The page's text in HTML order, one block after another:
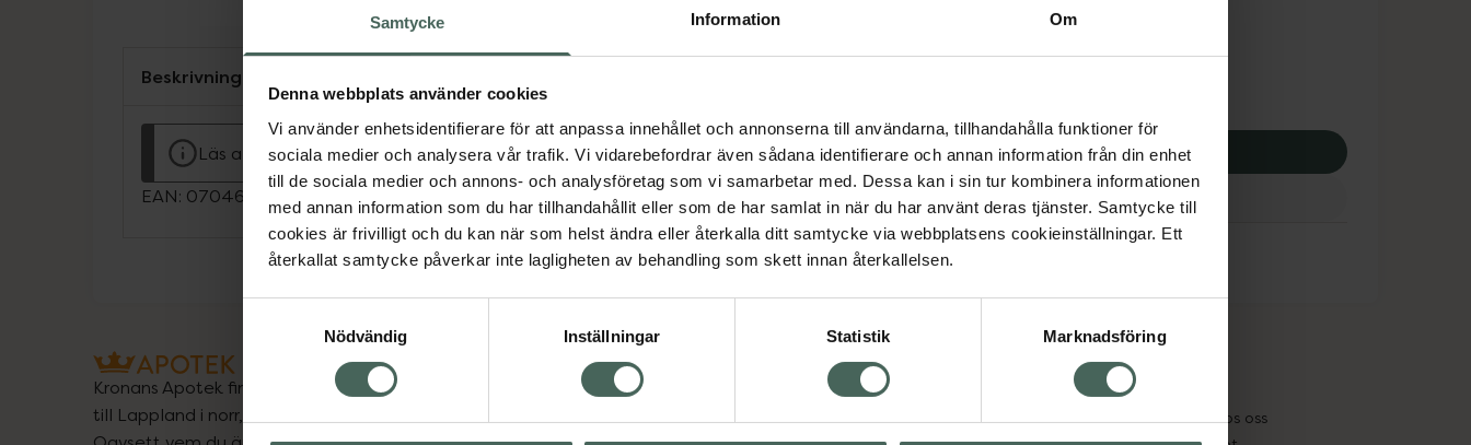
Samtycke Information Om
Denna webbplats använder cookies
Vi använder enhetsidentifierare för att anpassa innehållet och annonserna till användarna, tillhandahålla funktioner för
sociala medier och analysera vår trafik. Vi vidarebefordrar även sådana identifierare och annan information från din enhet
till de sociala medier och annons- och analysföretag som vi samarbetar med. Dessa kan i sin tur kombinera informationen
med annan information som du har tillhandahållit eller som de har samlat in när du har använt deras tjänster. Samtycke till
cookies är frivilligt och du kan när som helst ändra eller återkalla ditt samtycke via webbplatsens cookieinställningar. Ett
återkallat samtycke påverkar inte lagligheten av behandling som skett innan återkallelsen.
Nödvändig
Inställningar Statistik Marknadsföring
569 kr
Köp via ditt recept
Aktuella erbjudanden
Beskrivning
Läs alltid bipacksedeln innan användning.
EAN: 07046261132763
Kronans Apotek finns här för dig. Du hittar oss från Skåne i syd
till Lappland i norr, och online i mobilen och på datorn.
Om recept och läkemedel
Jobba hos oss